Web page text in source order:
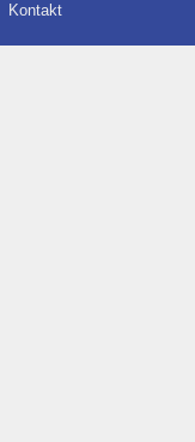
Kontakt